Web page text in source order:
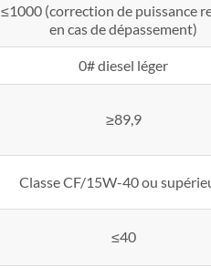
≤1000 (correction de puissance
en cas de dépassement)
0# diesel léger
≥89,9
Classe CF/15W-40 ou
≤40